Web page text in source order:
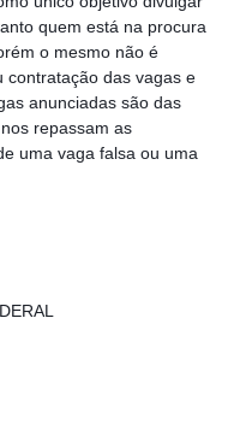
quem está na procura
o mesmo não é
contratação das vagas e
anunciadas são das
repassam as
uma vaga falsa ou uma